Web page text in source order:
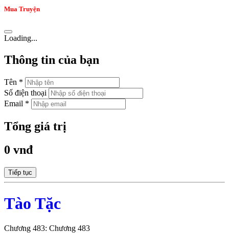
Mua Truyện
Loading...
Thông tin của bạn
Tên *
Số điện thoại
Email *
Tổng giá trị
0 vnđ
Tiếp tục
Tào Tặc
Chương 483: Chương 483